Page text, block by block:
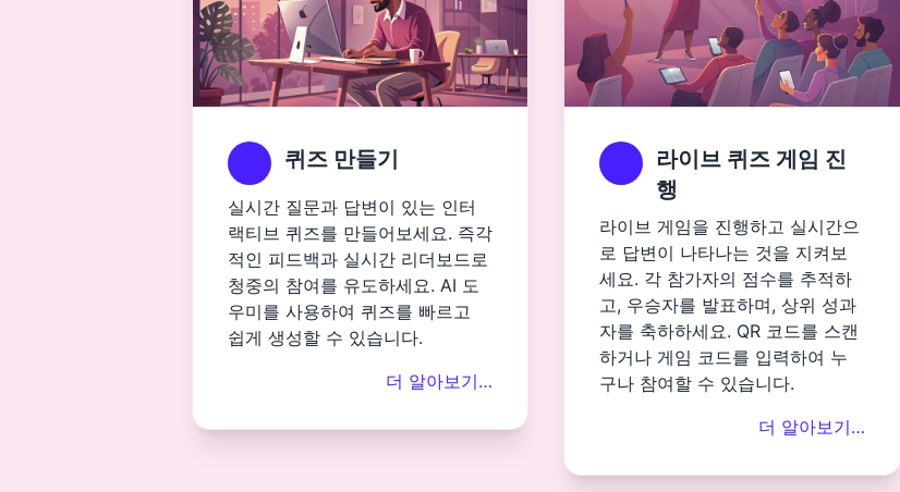
퀴즈 만들기
실시간 질문과 답변이 있는 인터
랙티브 퀴즈를 만들어보세요. 즉각
적인 피드백과 실시간 리더보드로
청중의 참여를 유도하세요. AI 도
우미를 사용하여 퀴즈를 빠르고
쉽게 생성할 수 있습니다.
더 알아보기…
라이브 퀴즈 게임 진
행
라이브 게임을 진행하고 실시간으
로 답변이 나타나는 것을 지켜보
세요. 각 참가자의 점수를 추적하
고, 우승자를 발표하며, 상위 성과
자를 축하하세요. QR 코드를 스캔
하거나 게임 코드를 입력하여 누
구나 참여할 수 있습니다.
더 알아보기…